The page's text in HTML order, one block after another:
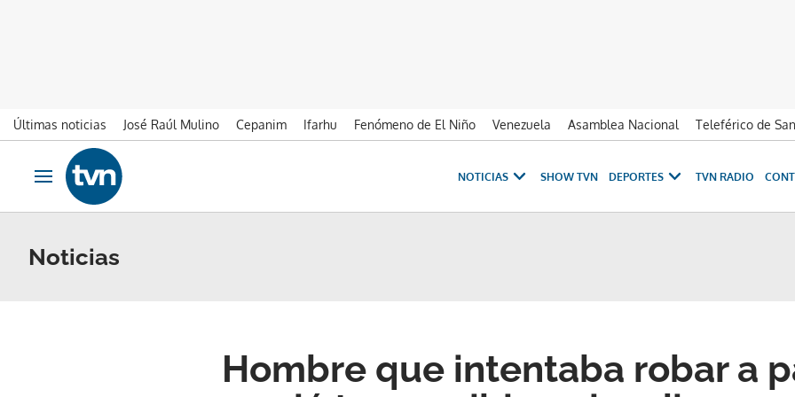
Últimas noticias José Raúl Mulino Cepanim Ifarhu Fenómeno de El Niño Venezuela Asamblea Nacional Teleférico de
Ir al contenido
Obrir navegació
NOTICIAS SHOW TVN DEPORTES TVN RADIO
Noticias
Hombre que intentaba robar a